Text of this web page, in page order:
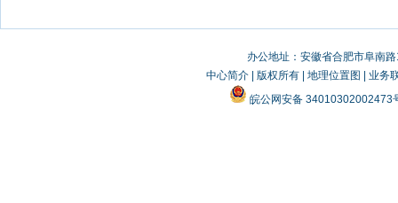
办公地址：安徽省合肥市阜南
中心简介| 版权所有| 地理位置图
业务
皖公网安备 34010302002473